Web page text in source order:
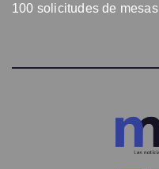
100 solicitudes de mesas